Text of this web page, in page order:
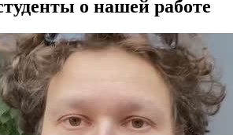
о нашей работе